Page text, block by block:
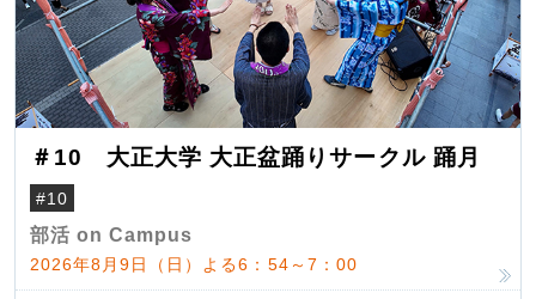
＃10 大正大学 大正盆踊りサークル 踊月
#10
部活 on Campus
2026年8月9日（日）よる6：54～7：00